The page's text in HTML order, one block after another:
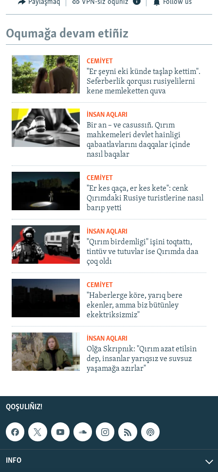
Paylaşmaq VPN-siz oquñız Follow us
Oqumağa devam etiñiz
CEMİYET
"Er şeyni eki künde taşlap kettim".
Seferberlik qorqusı rusiyelilerni
kene memleketten quva
İNSAN AQLARI
Bir an – ve casussıñ. Qırım
mahkemeleri devlet hainligi
qabaatlavlarını daqqalar içinde
nasıl baqalar
CEMİYET
"Er kes qaça, er kes kete": cenk
Qırımdaki Rusiye turistlerine nasıl
barıp yetti
İNSAN AQLARI
"Qırım birdemligi" işini toqtattı,
tintüv ve tutuvlar ise Qırımda daa
çoq oldı
CEMİYET
"Haberlerge köre, yarıq bere
ekenler, amma biz bütünley
ekektriksizmiz"
İNSAN AQLARI
Olğa Skrıpnık: "Qırım azat etilsin
dep, insanlar yarıqsız ve suvsuz
yaşamağa azırlar"
QOŞULIÑIZ!
INFO